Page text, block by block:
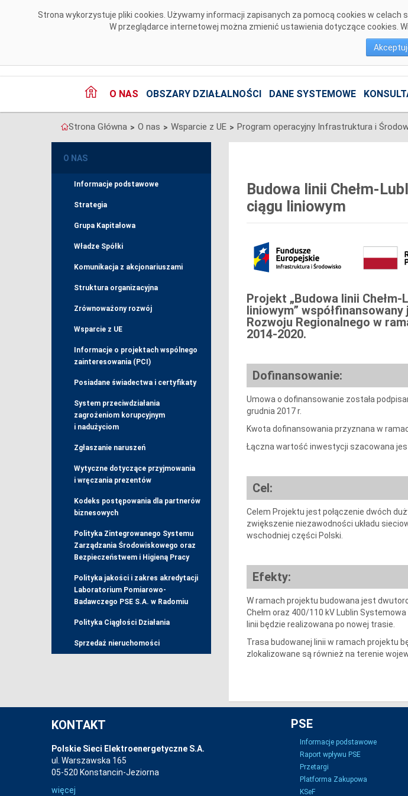
Strona wykorzystuje pliki cookies. Używamy informacji zapisanych za pomocą cookies w
W przeglądarce internetowej można zmienić ustawienia dotyczące cookies.
O NAS OBSZARY DZIAŁALNOŚCI DANE SYSTEMOWE
Strona Główna > O nas > Wsparcie z UE >
O NAS
Informacje podstawowe
Strategia
Grupa Kapitałowa
Władze Spółki
Komunikacja z akcjonariuszami
Struktura organizacyjna
Zrównoważony rozwój
Wsparcie z UE
Informacje o projektach wspólnego
zainteresowania (PCI)
Posiadane świadectwa i certyfikaty
System przeciwdziałania
zagrożeniom korupcyjnym
i nadużyciom
Zgłaszanie naruszeń
Wytyczne dotyczące przyjmowania
i wręczania prezentów
Kodeks postępowania dla partnerów
biznesowych
Polityka Zintegrowanego Systemu
Zarządzania Środowiskowego oraz
Bezpieczeństwem i Higieną Pracy
Polityka jakości i zakres akredytacji
Laboratorium Pomiarowo-
Badawczego PSE S.A. w Radomiu
Polityka Ciągłości Działania
Sprzedaż nieruchomości
Budowa linii Chełm-
ciągu liniowym
Projekt „Budowa linii
liniowym”
Rozwoju Regionalnego w
2014-2020.
Dofinansowanie:
Umowa o dofinansowanie została
grudnia 2017 r.
Kwota dofinansowania przyznana w
Łączna wartość inwestycji szacowana
Cel:
Celem Projektu jest połączenie dwóch
zwiększenie niezawodności układu
wschodniej części Polski.
Efekty:
W ramach projektu budowana jest
Chełm oraz 400/110 kV Lublin
linii będzie realizowana po nowej trasie.
Trasa budowanej linii w ramach projektu
zlokalizowane są również na terenie
KONTAKT
Polskie Sieci Elektroenergetyczne S.A.
ul. Warszawska 165
05-520 Konstancin-Jeziorna
więcej
PSE
Informacje podstawowe
Raport wpływu PSE
Przetargi
Platforma Zakupowa
KSeF